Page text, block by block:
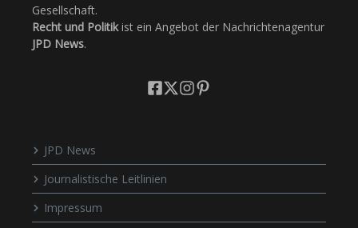
Gesellschaft.
Recht und Politikist ein Angebot der Nachrichtenagentur
JPD News.
JPD News
Journalistische Leitlinien
Impressum